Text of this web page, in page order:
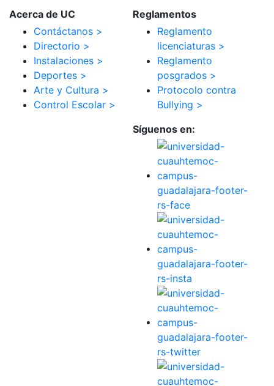
Acerca de UC
Contáctanos >
Directorio >
Instalaciones >
Deportes >
Arte y Cultura >
Control Escolar >
Reglamentos
Reglamento
licenciaturas >
Reglamento
posgrados >
Protocolo contra
Bullying >
Síguenos en: